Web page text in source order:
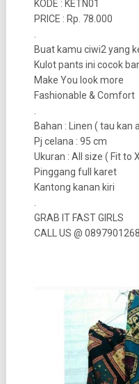
KODE : KETN01
PRICE : Rp. 78.000
.
Buat kamu ciwi2 yang
Kulot pants ini cocok
Make You look more
Fashionable & Comfort
.
Bahan : Linen ( tau kan
Pj celana : 95 cm
Ukuran : All size ( Fit to
Pinggang full karet
Kantong kanan kiri
.
GRAB IT FAST GIRLS
CALL US @